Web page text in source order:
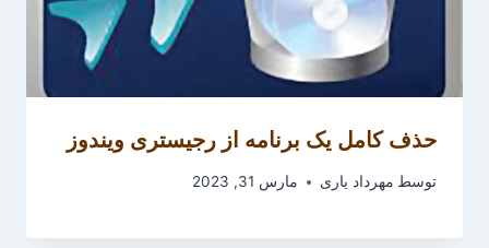
حذف کامل یک برنامه از رجیستری ویندوز
توسط مهرداد یاری مارس 31, 2023